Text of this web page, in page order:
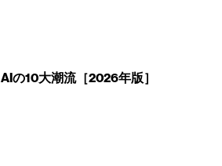
AIの10大潮流［2026年版］